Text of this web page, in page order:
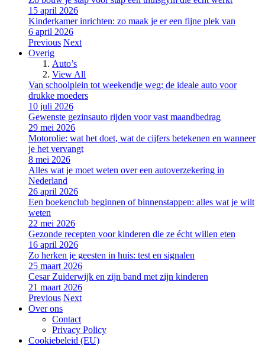
15 april 2026
Kinderkamer inrichten: zo maak je er een fijne plek van
6 april 2026
Previous Next
Overig
Auto’s
View All
Van schoolplein tot weekendje weg: de ideale auto voor
drukke moeders
10 juli 2026
Gewenste gezinsauto rijden voor vast maandbedrag
29 mei 2026
Motorolie: wat het doet, wat de cijfers betekenen en wanneer
je het vervangt
8 mei 2026
Alles wat je moet weten over een autoverzekering in
Nederland
26 april 2026
Een boekenclub beginnen of binnenstappen: alles wat je wilt
weten
22 mei 2026
Gezonde recepten voor kinderen die ze écht willen eten
16 april 2026
Zo herken je geesten in huis: test en signalen
25 maart 2026
Cesar Zuiderwijk en zijn band met zijn kinderen
21 maart 2026
Previous Next
Over ons
Contact
Privacy Policy
Cookiebeleid (EU)